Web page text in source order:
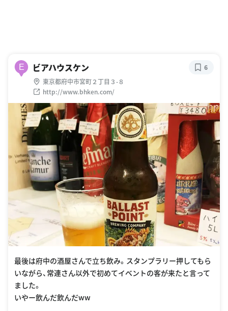
E ビアハウスケン
東京都府中市宮町２丁目３-８
http://www.bhken.com/
6
最後は府中の酒屋さんで立ち飲み。スタンプラリー押してもら
いながら、常連さん以外で初めてイベントの客が来たと言って
ました。
いやー飲んだ飲んだww